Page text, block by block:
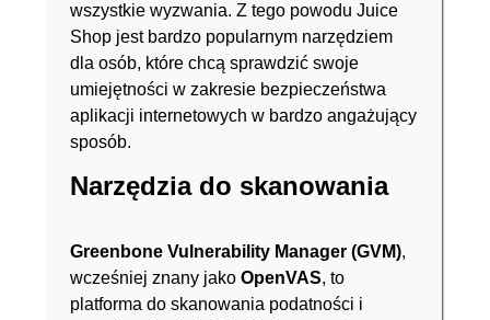
wszystkie wyzwania. Z tego powodu Juice
Shop jest bardzo popularnym narzędziem
dla osób, które chcą sprawdzić swoje
umiejętności w zakresie bezpieczeństwa
aplikacji internetowych w bardzo angażujący
sposób.
Narzędzia do skanowania
Greenbone Vulnerability Manager (GVM),
wcześniej znany jako OpenVAS, to
platforma do skanowania podatności i